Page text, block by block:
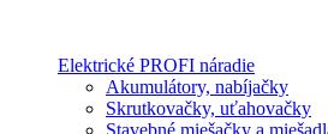
Elektrické PROFI náradie
Akumulátory, nabíjačky
Skrutkovačky, uťahovačky
Stavebné miešačky a